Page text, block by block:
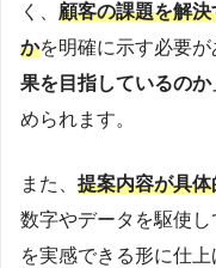
く、 顧客の課題を解
かを明確に示す必要が
果を目指しているのか
められます。
また、 提案内容が具体
数字やデータを駆使
を実感できる形に仕